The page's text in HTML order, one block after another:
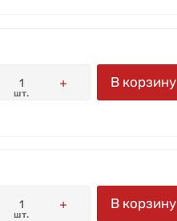
шт.
В корзину
шт.
В корзину